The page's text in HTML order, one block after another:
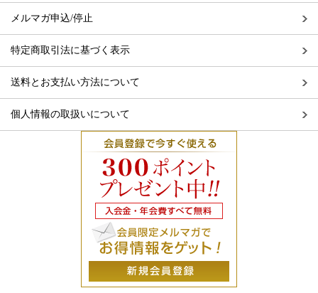
メルマガ申込/停止
特定商取引法に基づく表示
送料とお支払い方法について
個人情報の取扱いについて